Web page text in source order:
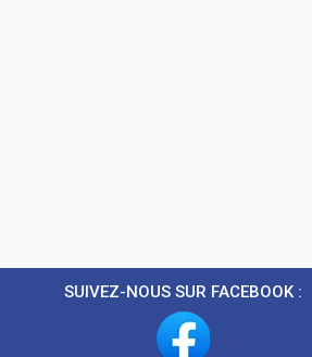
SUIVEZ-NOUS SUR FACEBOOK :